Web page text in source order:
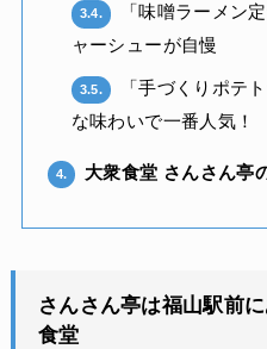
3.4.
「味噌ラーメン
ャーシューが自慢
3.5.
「手づくりポテ
な味わいで一番人気！
4. 大衆食堂 さんさん亭
さんさん亭は福山駅前
食堂